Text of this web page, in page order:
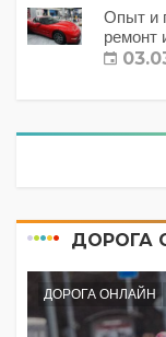
Опыт и
ремонт
ДОРОГА
ДОРОГА ОНЛАЙН